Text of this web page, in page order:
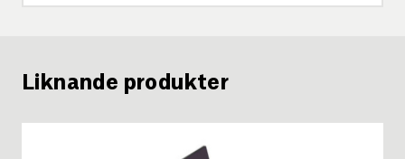
Liknande produkter